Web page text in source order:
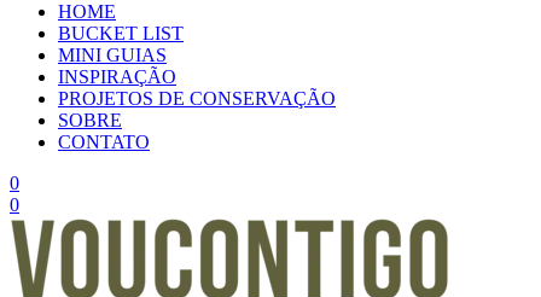
HOME
BUCKET LIST
MINI GUIAS
INSPIRAÇÃO
PROJETOS DE CONSERVAÇÃO
SOBRE
CONTATO
0
0